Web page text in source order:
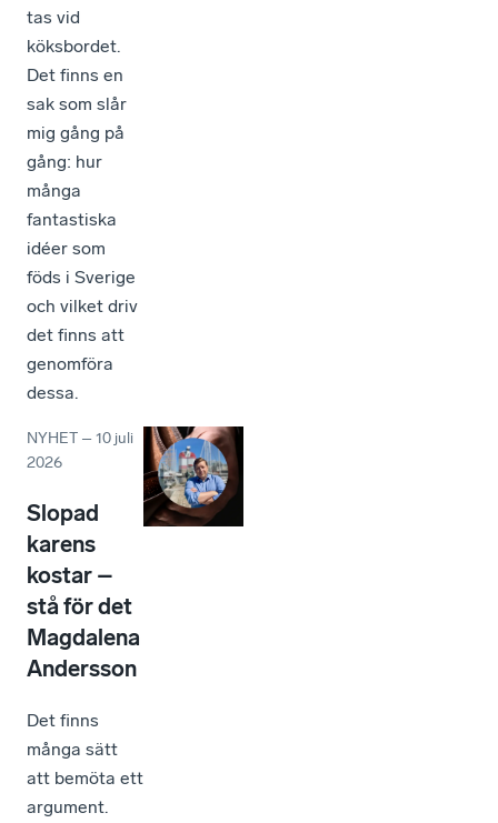
tas vid
köksbordet.
Det finns en
sak som slår
mig gång på
gång: hur
många
fantastiska
idéer som
föds i Sverige
och vilket driv
det finns att
genomföra
dessa.
NYHET –10 juli
2026
Slopad
karens
kostar –
stå för det
Magdalena
Andersson
Det finns
många sätt
att bemöta ett
argument.